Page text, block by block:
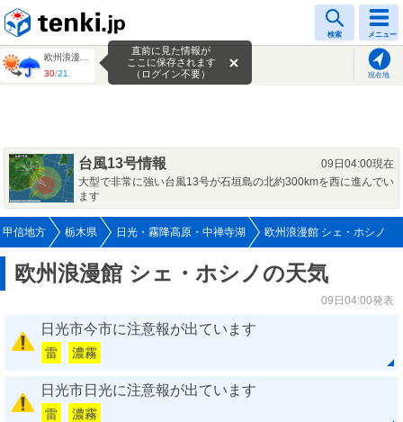
検索 メニュー
30/21 現在地
直前に見た情報が
ここに保存されます
（ログイン不要）
台風13号情報
09日04:00現在
大型で非常に強い台風13号が石垣島の北約300kmを西に進んでい
ます
甲信地方 栃木県 日光・霧降高原・中禅寺湖 欧州浪漫館 シェ・ホシノ
欧州浪漫館 シェ・ホシノの天気
09日04:00発表
日光市今市に注意報が出ています
雷 濃霧
日光市日光に注意報が出ています
雷 濃霧